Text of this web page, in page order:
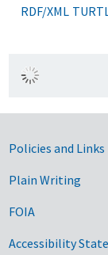
RDF/XML
Policies and Links
Plain Writing
FOIA
Accessibility